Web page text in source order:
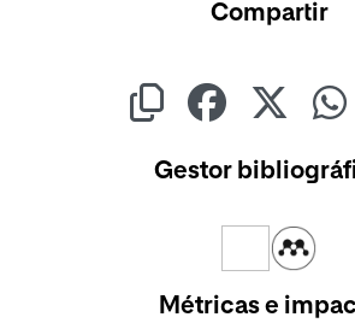
Compartir
Gestor
Métricas e